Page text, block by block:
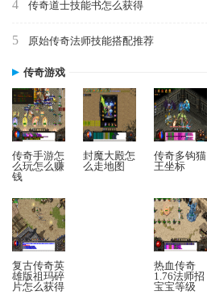
4 传奇道士技能书怎么获得
5 原始传奇法师技能搭配推荐
传奇游戏
传奇手游怎
么玩怎么赚
钱
封魔大殿怎
么走地图
传奇多钩猫
王坐标
复古传奇英
雄版祖玛碎
片怎么获得
热血传奇
1.76法师招
宝宝等级